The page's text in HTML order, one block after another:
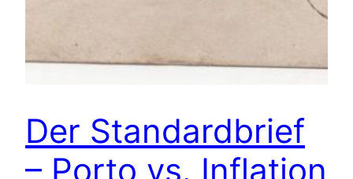
Der Standardbrief
– Porto vs. Inflation